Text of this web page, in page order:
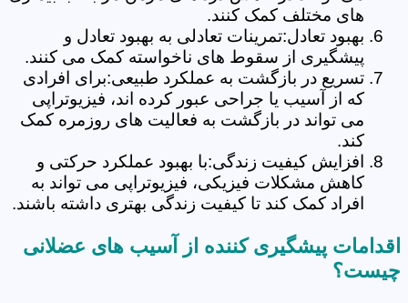
های مختلف کمک کنند.
بهبود تعادل:تمرینات تعادلی به بهبود تعادل و
پیشگیری از سقوط های ناخواسته کمک می کنند.
تسریع در بازگشت به عملکرد طبیعی:برای افرادی
که از آسیب یا جراحی عبور کرده اند، فیزیوتراپی
می تواند در بازگشت به فعالیت های روزمره کمک
کند.
افزایش کیفیت زندگی:با بهبود عملکرد حرکتی و
کاهش مشکلات فیزیکی، فیزیوتراپی می تواند به
افراد کمک کند تا کیفیت زندگی بهتری داشته باشند.
اقدامات پیشگیری کننده از آسیب های عضلانی
چیست؟